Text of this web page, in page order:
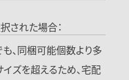
された場合：
、同梱可能個数より多
ズを超えるため、宅配